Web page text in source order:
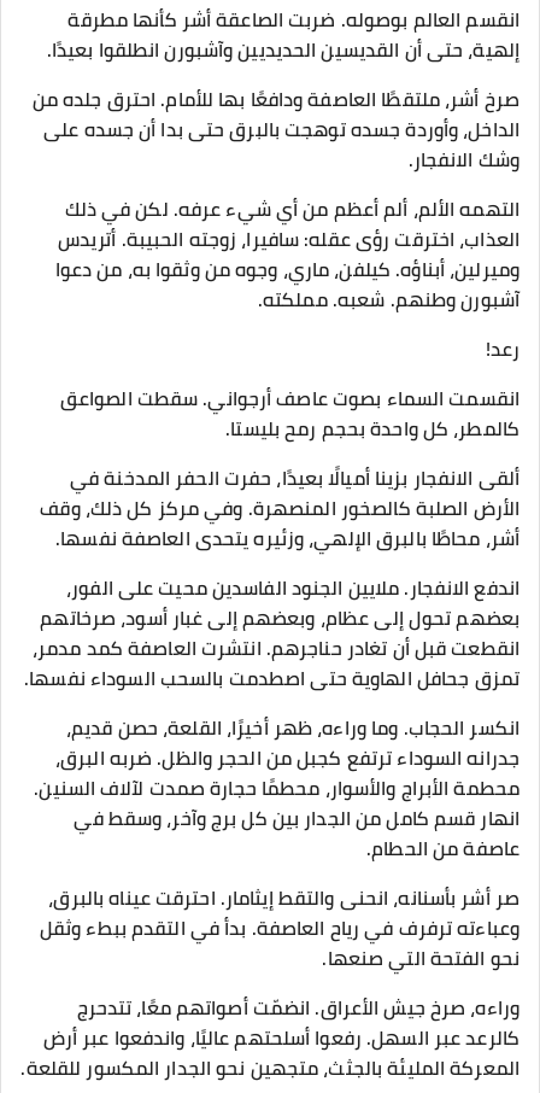
انقسم العالم بوصوله. ضربت الصاعقة أشر كأنها مطرقة
إلهية، حتى أن القديسين الحديديين وآشبورن انطلقوا بعيدًا.
صرخ أشر، ملتقطًا العاصفة ودافعًا بها للأمام. احترق جلده من
الداخل، وأوردة جسده توهجت بالبرق حتى بدا أن جسده على
وشك الانفجار.
التهمه الألم، ألم أعظم من أي شيء عرفه. لكن في ذلك
العذاب، اخترقت رؤى عقله: سافيرا، زوجته الحبيبة. أتريدس
وميرلين، أبناؤه. كيلفن، ماري، وجوه من وثقوا به، من دعوا
آشبورن وطنهم. شعبه. مملكته.
رعد!
انقسمت السماء بصوت عاصف أرجواني. سقطت الصواعق
كالمطر، كل واحدة بحجم رمح بليستا.
ألقى الانفجار بزينا أميالًا بعيدًا، حفرت الحفر المدخنة في
الأرض الصلبة كالصخور المنصهرة. وفي مركز كل ذلك، وقف
أشر، محاطًا بالبرق الإلهي، وزئيره يتحدى العاصفة نفسها.
اندفع الانفجار. ملايين الجنود الفاسدين محيت على الفور،
بعضهم تحول إلى عظام، وبعضهم إلى غبار أسود، صرخاتهم
انقطعت قبل أن تغادر حناجرهم. انتشرت العاصفة كمد مدمر،
تمزق جحافل الهاوية حتى اصطدمت بالسحب السوداء نفسها.
انكسر الحجاب. وما وراءه، ظهر أخيرًا، القلعة، حصن قديم،
جدرانه السوداء ترتفع كجبل من الحجر والظل. ضربه البرق،
محطمة الأبراج والأسوار، محطمًا حجارة صمدت لآلاف السنين.
انهار قسم كامل من الجدار بين كل برج وآخر، وسقط في
عاصفة من الحطام.
صر أشر بأسنانه، انحنى والتقط إيثامار. احترقت عيناه بالبرق،
وعباءته ترفرف في رياح العاصفة. بدأ في التقدم ببطء وثقل
نحو الفتحة التي صنعها.
وراءه، صرخ جيش الأعراق. انضمّت أصواتهم معًا، تتدحرج
كالرعد عبر السهل. رفعوا أسلحتهم عاليًا، واندفعوا عبر أرض
المعركة المليئة بالجثث، متجهين نحو الجدار المكسور للقلعة.